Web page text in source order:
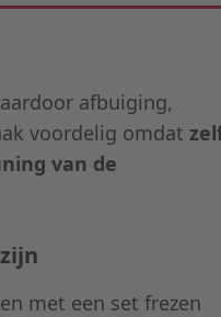
afbuiging,
voordelig omdat
van de
met een set frezen